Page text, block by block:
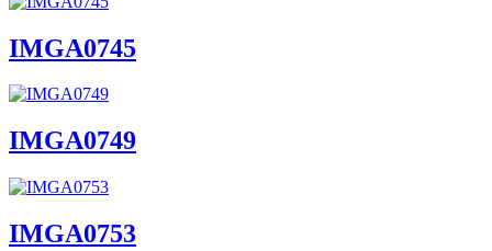
IMGA0745
IMGA0749
IMGA0753